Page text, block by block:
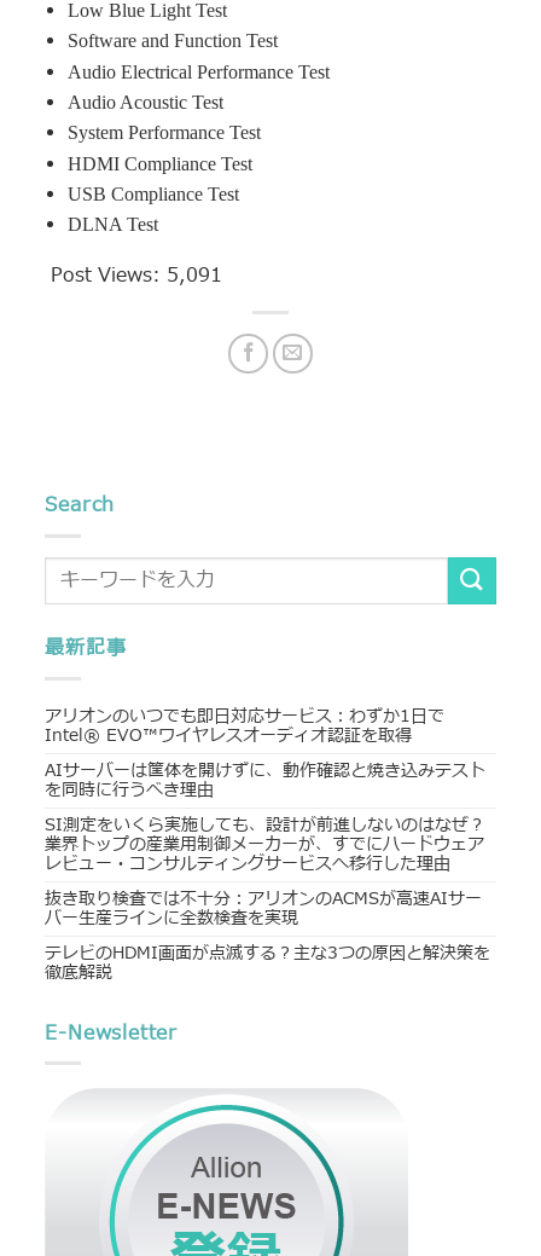
Low Blue Light Test
Software and Function Test
Audio Electrical Performance Test
Audio Acoustic Test
System Performance Test
HDMI Compliance Test
USB Compliance Test
DLNA Test
Post Views: 5,091
Search
最新記事
アリオンのいつでも即日対応サービス：わずか1日で
Intel® EVO™ワイヤレスオーディオ認証を取得
AIサーバーは筐体を開けずに、動作確認と焼き込みテスト
を同時に行うべき理由
SI測定をいくら実施しても、設計が前進しないのはなぜ？
業界トップの産業用制御メーカーが、すでにハードウェア
レビュー・コンサルティングサービスへ移行した理由
抜き取り検査では不十分：アリオンのACMSが高速AIサー
バー生産ラインに全数検査を実現
テレビのHDMI画面が点滅する？主な3つの原因と解決策を
徹底解説
E-Newsletter